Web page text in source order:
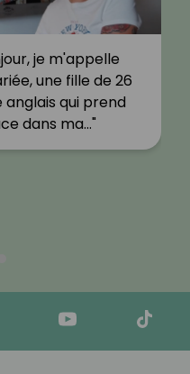
je m'appelle
une fille de 26
qui prend
dans ma…"